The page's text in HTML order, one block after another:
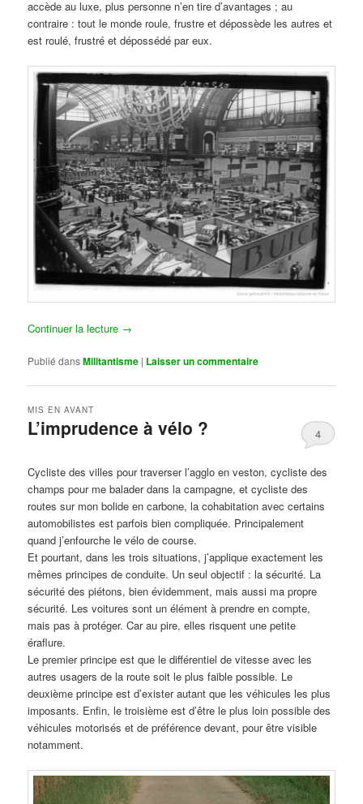
accède au luxe, plus personne n’en tire d’avantages ; au
contraire : tout le monde roule, frustre et dépossède les autres et
est roulé, frustré et dépossédé par eux.
Continuer la lecture →
Publié dansMilitantisme | Laisser un commentaire
L’imprudence à vélo ?
MIS EN AVANT
4
Cycliste des villes pour traverser l’agglo en veston, cycliste des
champs pour me balader dans la campagne, et cycliste des
routes sur mon bolide en carbone, la cohabitation avec certains
automobilistes est parfois bien compliquée. Principalement
quand j’enfourche le vélo de course.
Et pourtant, dans les trois situations, j’applique exactement les
mêmes principes de conduite. Un seul objectif : la sécurité. La
sécurité des piétons, bien évidemment, mais aussi ma propre
sécurité. Les voitures sont un élément à prendre en compte,
mais pas à protéger. Car au pire, elles risquent une petite
éraflure.
Le premier principe est que le différentiel de vitesse avec les
autres usagers de la route soit le plus faible possible. Le
deuxième principe est d’exister autant que les véhicules les plus
imposants. Enfin, le troisième est d’être le plus loin possible des
véhicules motorisés et de préférence devant, pour être visible
notamment.